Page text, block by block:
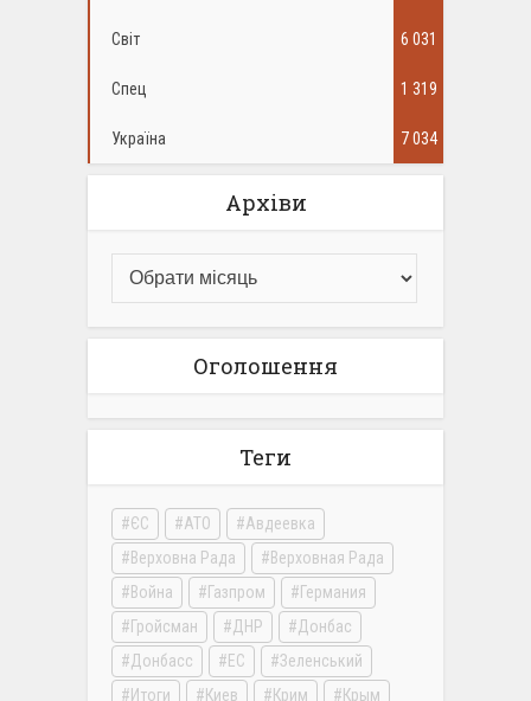
Світ 6 031
Спец 1 319
Україна 7 034
Архіви
Оголошення
Теги
ЄС АТО
Авдеевка
Верховна Рада
Верховная Рада
Война
Газпром
Германия
Гройсман
ДНР
Донбас
Донбасс
ЕС
Зеленський
Итоги
Киев Крим Крым